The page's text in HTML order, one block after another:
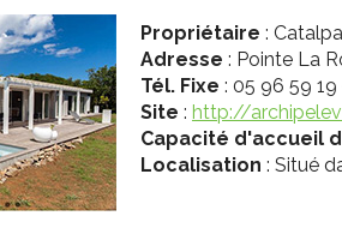
Propriétaire :
Adresse : Pointe La
Tél. Fixe : 05 96 59 19
Site : http://
Capacité d'accueil
Localisation : Situé